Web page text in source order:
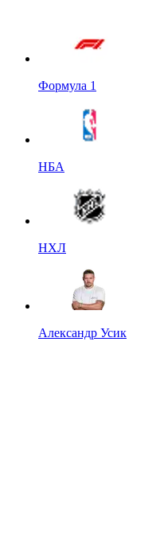
Формула 1
НБА
НХЛ
Александр Усик